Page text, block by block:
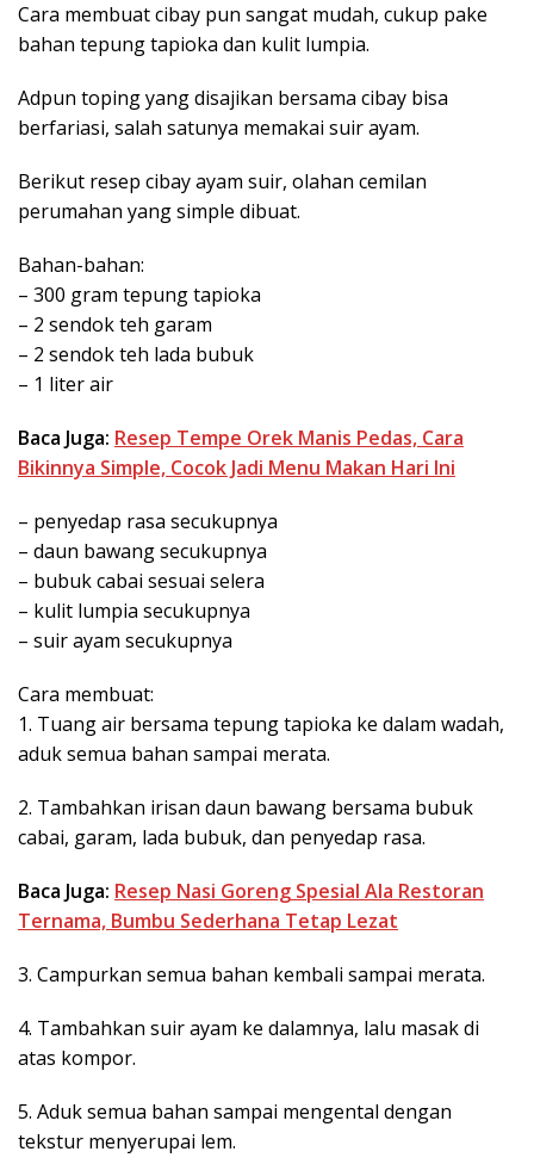
Cara membuat cibay pun sangat mudah, cukup pake
bahan tepung tapioka dan kulit lumpia.
Adpun toping yang disajikan bersama cibay bisa
berfariasi, salah satunya memakai suir ayam.
Berikut resep cibay ayam suir, olahan cemilan
perumahan yang simple dibuat.
Bahan-bahan:
– 300 gram tepung tapioka
– 2 sendok teh garam
– 2 sendok teh lada bubuk
– 1 liter air
Baca Juga: Resep Tempe Orek Manis Pedas, Cara
Bikinnya Simple, Cocok Jadi Menu Makan Hari Ini
– penyedap rasa secukupnya
– daun bawang secukupnya
– bubuk cabai sesuai selera
– kulit lumpia secukupnya
– suir ayam secukupnya
Cara membuat:
1. Tuang air bersama tepung tapioka ke dalam wadah,
aduk semua bahan sampai merata.
2. Tambahkan irisan daun bawang bersama bubuk
cabai, garam, lada bubuk, dan penyedap rasa.
Baca Juga: Resep Nasi Goreng Spesial Ala Restoran
Ternama, Bumbu Sederhana Tetap Lezat
3. Campurkan semua bahan kembali sampai merata.
4. Tambahkan suir ayam ke dalamnya, lalu masak di
atas kompor.
5. Aduk semua bahan sampai mengental dengan
tekstur menyerupai lem.